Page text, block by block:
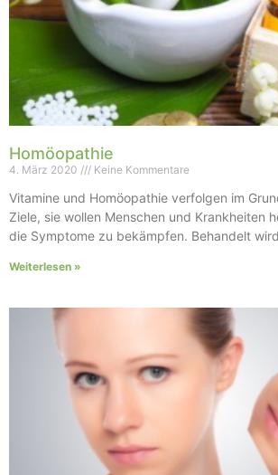
Homöopathie
4. März 2020 Keine Kommentare
Vitamine und Homöopathie verfolgen im
Ziele, sie wollen Menschen und Krankheiten
die Symptome zu bekämpfen. Behandelt
Weiterlesen »